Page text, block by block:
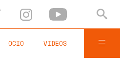
OCIO VIDEOS